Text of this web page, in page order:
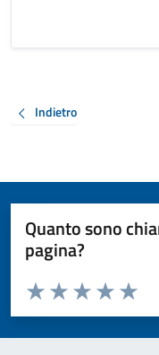
Indietro
Quanto sono
pagina?
Valuta da 1 a 5 stelle la
Valuta 4
Valuta 3
Valuta 2 stelle su
Valuta 1 stelle su 5